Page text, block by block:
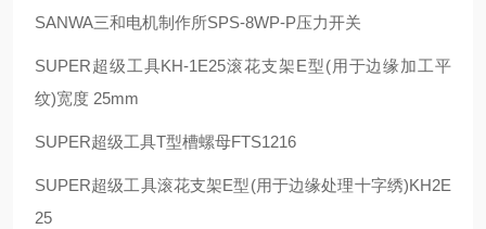
SANWA三和电机制作所SPS-8WP-P压力开关
SUPER超级工具KH-1E25滚花支架E型(用于边缘加工平
纹)宽度 25mm
SUPER超级工具T型槽螺母FTS1216
SUPER超级工具滚花支架E型(用于边缘处理十字绣)KH2E
25